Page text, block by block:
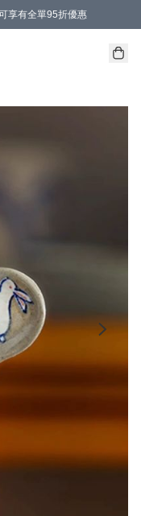
享有全單95折優惠
滿HK$680(折扣後），可享有